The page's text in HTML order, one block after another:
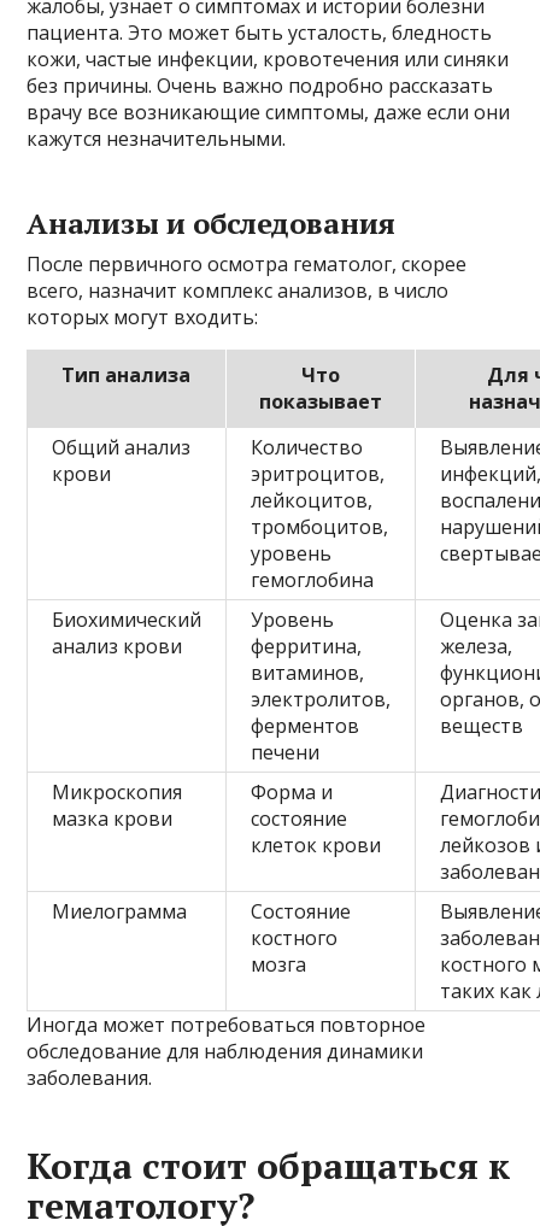
жалобы, узнает о симптомах и истории болезни
пациента. Это может быть усталость, бледность
кожи, частые инфекции, кровотечения или синяки
без причины. Очень важно подробно рассказать
врачу все возникающие симптомы, даже если они
кажутся незначительными.
Анализы и обследования
После первичного осмотра гематолог, скорее
всего, назначит комплекс анализов, в число
которых могут входить:
Тип анализа
Что
показывает
Для
Общий анализ
крови
Количество
эритроцитов,
лейкоцитов,
тромбоцитов,
уровень
гемоглобина
Биохимический
анализ крови
Уровень
ферритина,
витаминов,
электролитов,
ферментов
печени
Оценка
железа,
органов,
веществ
Микроскопия
мазка крови
Форма и
состояние
клеток крови
лейкозов
Миелограмма
Состояние
костного
мозга
костного
таких
Иногда может потребоваться повторное
обследование для наблюдения динамики
заболевания.
Когда стоит обращаться к
гематологу?